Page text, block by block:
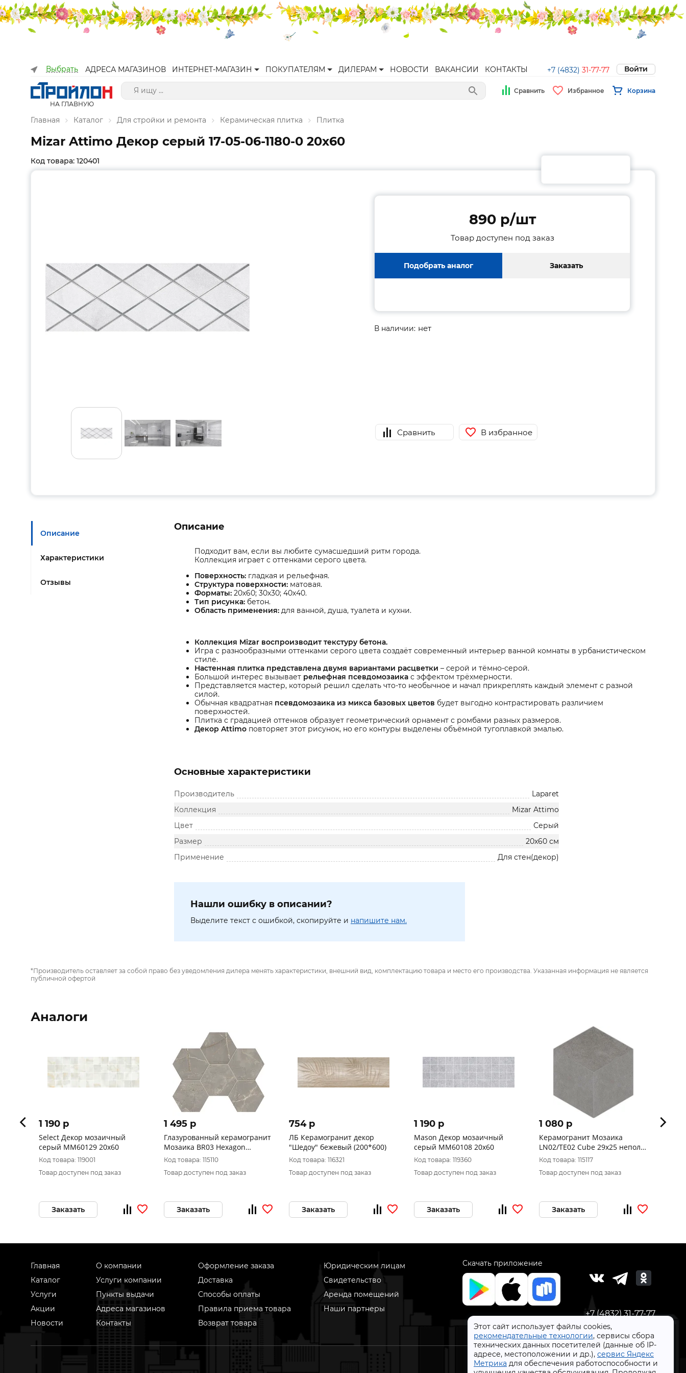
Выбрать АДРЕСА МАГАЗИНОВ ИНТЕРНЕТ-МАГАЗИН ПОКУПАТЕЛЯМ ДИЛЕРАМ НОВОСТИ ВАКАНСИИ КОНТАКТЫ +7 (4832) 31-77-77 Войти
НА ГЛАВНУЮ
Сравнить Избранное Корзина
Главная Каталог Для стройки и ремонта Керамическая плитка Плитка
Этот сайт использует файлы cookies,
рекомендательные технологии, сервисы сбора
технических данных посетителей (данные об IP-
адресе, местоположении и др.), сервис Яндекс
Метрика для обеспечения работоспособности и
Mizar Attimo Декор серый 17-05-06-1180-0 20х60
Код товара: 120401
890 p/шт
Товар доступен под заказ
Подобрать аналог Заказать
В наличии: нет
Сравнить В избранное
Описание
Характеристики
Отзывы
Описание
Подходит вам, если вы любите сумасшедший ритм города.
Коллекция играет с оттенками серого цвета.
Поверхность: гладкая и рельефная.
Структура поверхности: матовая.
Форматы: 20х60; 30х30; 40х40.
Тип рисунка: бетон.
Область применения: для ванной, душа, туалета и кухни.
Коллекция Mizar воспроизводит текстуру бетона.
Игра с разнообразными оттенками серого цвета создаёт современный интерьер ванной комнаты в урбанистическом
стиле.
Настенная плитка представлена двумя вариантами расцветки – серой и тёмно-серой.
Большой интерес вызывает рельефная псевдомозаика с эффектом трёхмерности.
Представляется мастер, который решил сделать что-то необычное и начал прикреплять каждый элемент с разной
силой.
Обычная квадратная псевдомозаика из микса базовых цветов будет выгодно контрастировать различием
поверхностей.
Плитка с градацией оттенков образует геометрический орнамент с ромбами разных размеров.
Декор Attimo повторяет этот рисунок, но его контуры выделены объёмной тугоплавкой эмалью.
Основные характеристики
Производитель
Laparet
Коллекция
Mizar Attimo
Цвет
Серый
Размер
20х60 см
Применение
Для стен(декор)
Нашли ошибку в описании?
Выделите текст с ошибкой, скопируйте и напишите нам.
*Производитель оставляет за собой право без уведомления дилера менять характеристики, внешний вид, комплектацию товара и место его производства. Указанная информация не является
публичной офертой
Аналоги
1 190 p
Select Декор мозаичный
серый MM60129 20х60
Код товара: 119001
Товар доступен под заказ
Заказать
1 495 p
Глазурованный керамогранит
Мозаика BR03 Hexagon
25x28,5 непол. (Без
характеристики)
Код товара: 115110
Товар доступен под заказ
Заказать
754 p
ЛБ Керамогранит декор
"Шедоу" бежевый (200*600)
Код товара: 116321
Товар доступен под заказ
Заказать
1 190 p
Mason Декор мозаичный
серый MM60108 20х60
Код товара: 119360
Товар доступен под заказ
Заказать
1 080 p
Керамогранит Мозаика
LN02/TE02 Cube 29x25 непол.
(Без характеристики)
Код товара: 115117
Товар доступен под заказ
Заказать
754
Главная
Каталог
Услуги
Акции
Новости
О компании
Услуги компании
Пункты выдачи
Адреса магазинов
Контакты
Оформление заказа
Доставка
Способы оплаты
Правила приема товара
Возврат товара
Юридическим лицам
Свидетельство
Аренда помещений
Наши партнеры
Скачать приложение
+7 (4832) 31-77-77